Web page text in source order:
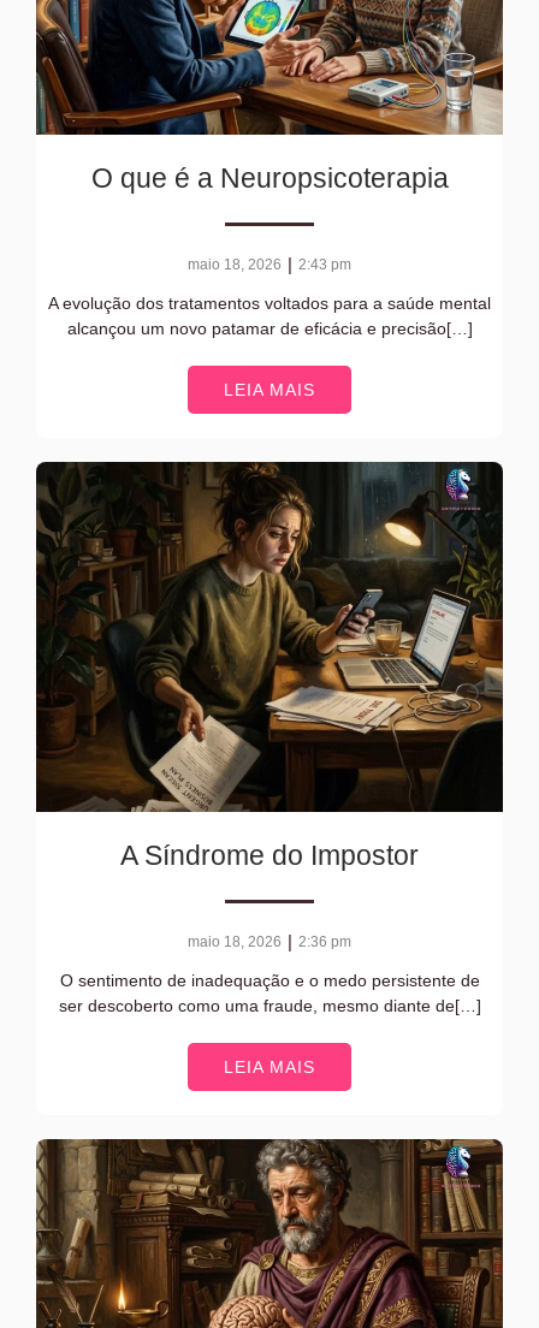
O que é a Neuropsicoterapia
maio 18, 2026 | 2:43 pm
A evolução dos tratamentos voltados para a saúde mental
alcançou um novo patamar de eficácia e precisão[…]
LEIA MAIS
A Síndrome do Impostor
maio 18, 2026 | 2:36 pm
O sentimento de inadequação e o medo persistente de
ser descoberto como uma fraude, mesmo diante de[…]
LEIA MAIS